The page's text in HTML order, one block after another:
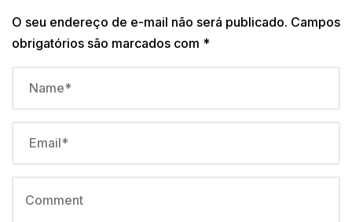
O seu endereço de e-mail não será publicado. Campos
obrigatórios são marcados com *